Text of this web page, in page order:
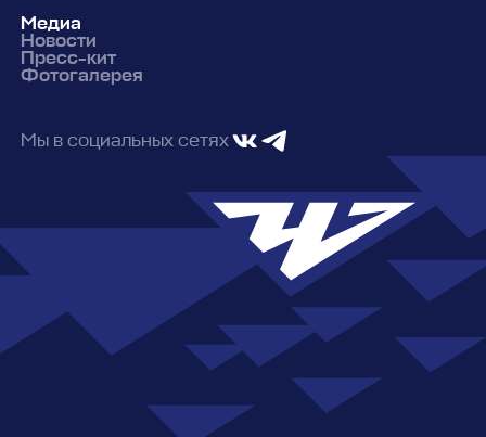
Медиа
Новости
Пресс-кит
Фотогалерея
Мы в социальных сетях